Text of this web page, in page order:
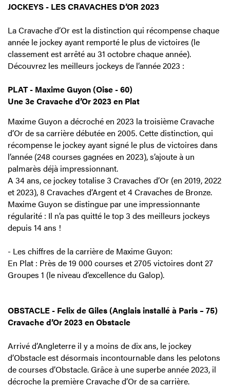
JOCKEYS - LES CRAVACHES D’OR 2023
La Cravache d’Or est la distinction qui récompense chaque
année le jockey ayant remporté le plus de victoires (le
classement est arrêté au 31 octobre chaque année).
Découvrez les meilleurs jockeys de l’année 2023 :
PLAT - Maxime Guyon (Oise - 60)
Une 3e Cravache d’Or 2023 en Plat
Maxime Guyon a décroché en 2023 la troisième Cravache
d’Or de sa carrière débutée en 2005. Cette distinction, qui
récompense le jockey ayant signé le plus de victoires dans
l’année (248 courses gagnées en 2023), s’ajoute à un
palmarès déjà impressionnant.
A 34 ans, ce jockey totalise 3 Cravaches d’Or (en 2019, 2022
et 2023), 8 Cravaches d’Argent et 4 Cravaches de Bronze.
Maxime Guyon se distingue par une impressionnante
régularité : Il n’a pas quitté le top 3 des meilleurs jockeys
depuis 14 ans !
- Les chiffres de la carrière de Maxime Guyon:
En Plat : Près de 19 000 courses et 2705 victoires dont 27
Groupes 1 (le niveau d’excellence du Galop).
OBSTACLE - Felix de Giles (Anglais installé à Paris – 75)
Cravache d’Or 2023 en Obstacle
Arrivé d’Angleterre il y a moins de dix ans, le jockey
d’Obstacle est désormais incontournable dans les pelotons
de courses d’Obstacle. Grâce à une superbe année 2023, il
décroche la première Cravache d’Or de sa carrière.